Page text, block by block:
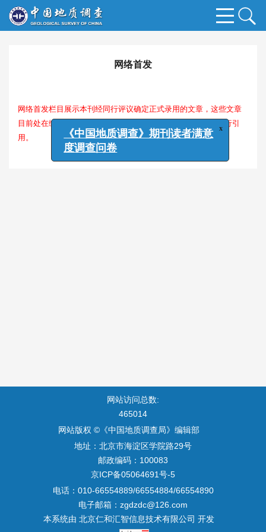
网络首发
网络首发栏目展示本刊经同行评议确定正式录用的文章，这些文章
目前处在编校过程，尚未确定卷期及页码，但可以根据DOI进行引
用。
网站访问总数:
465014
网站版权 ©《中国地质调查局》编辑部
地址：北京市海淀区学院路29号
邮政编码：100083
京ICP备05064691号-5
电话：010-66554889/66554884/66554890
电子邮箱： zgdzdc@126.com
本系统由 北京仁和汇智信息技术有限公司 开发
x
《中国地质调查》期刊读者满意
度调查问卷